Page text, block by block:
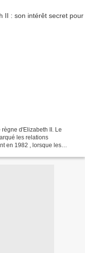
d'Elizabeth II. Le
les relations
en 1982 , lorsque les